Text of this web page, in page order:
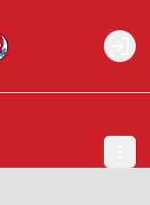
Login